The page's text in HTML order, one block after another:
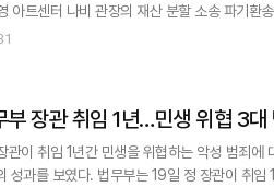
터 나비 관장의 재산 분할 소송 파기환송심 선고도 예정돼 있다.
)는 오는 24일 오후 2시 김 여사의 자본시장법 위반 등 혐
부 장관 취임 1년…민생 위협 3대
관이 취임 1년간 민생을 위협하는 악성 범죄
1년을 맞은 것과 관련해 "국민의 일상적 안전과 국가 경제